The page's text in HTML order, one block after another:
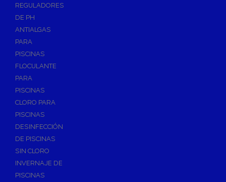
REGULADORES
DE PH
ANTIALGAS
PARA
PISCINAS
FLOCULANTE
PARA
PISCINAS
CLORO PARA
PISCINAS
DESINFECCIÓN
DE PISCINAS
SIN CLORO
INVERNAJE DE
PISCINAS